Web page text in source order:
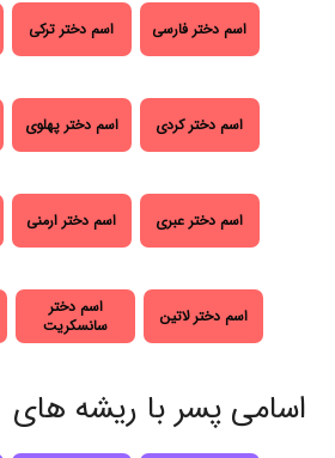
اسم دختر فارسی اسم دختر ترکی
اسم دختر کردی اسم دختر پهلوی
اسم دختر عبری اسم دختر ارمنی
اسم دختر لاتین
اسم دختر
سانسکریت
اسامی پسر با ریشه های